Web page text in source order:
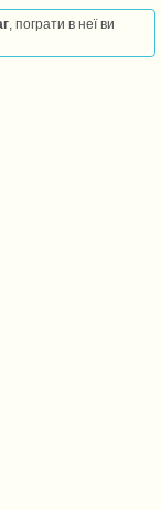
, пограти в неї ви